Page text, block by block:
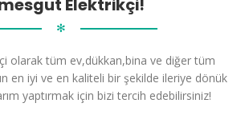
Elektrikçi!
✻
olarak tüm ev,dükkan,bina ve diğer tüm
en iyi ve en kaliteli bir şekilde ileriye dönük
yaptırmak için bizi tercih edebilirsiniz!